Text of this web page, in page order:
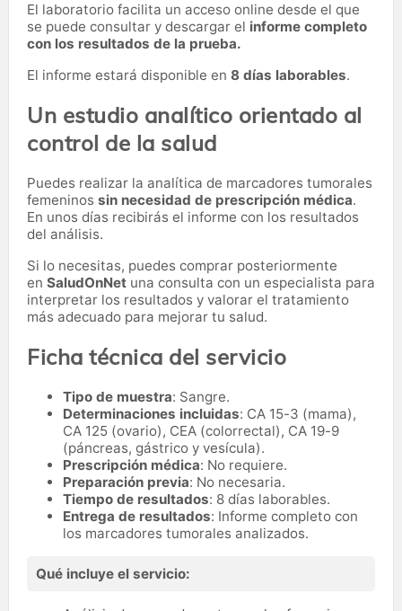
El laboratorio facilita un acceso online desde el que
se puede consultar y descargar el informe completo
con los resultados de la prueba.
El informe estará disponible en 8 días laborables.
Un estudio analítico orientado al
control de la salud
Puedes realizar la analítica de marcadores tumorales
femeninos sin necesidad de prescripción médica.
En unos días recibirás el informe con los resultados
del análisis.
Si lo necesitas, puedes comprar posteriormente
en SaludOnNet una consulta con un especialista para
interpretar los resultados y valorar el tratamiento
más adecuado para mejorar tu salud.
Ficha técnica del servicio
Tipo de muestra: Sangre.
Determinaciones incluidas: CA 15-3 (mama),
CA 125 (ovario), CEA (colorrectal), CA 19-9
(páncreas, gástrico y vesícula).
Prescripción médica: No requiere.
Preparación previa: No necesaria.
Tiempo de resultados: 8 días laborables.
Entrega de resultados: Informe completo con
los marcadores tumorales analizados.
Qué incluye el servicio: